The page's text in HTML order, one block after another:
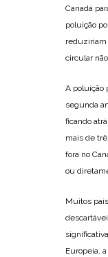
Canadá
poluição
reduziriam
circular
A poluição
segunda
ficando
mais de
fora no
ou
Muitos
Europeia,